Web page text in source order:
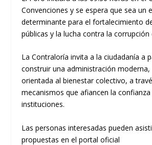
Convenciones y se espera que sea un
determinante para el fortalecimiento
públicas y la lucha contra la corrupción
La Contraloría invita a la ciudadanía a
construir una administración
orientada al bienestar colectivo, a
mecanismos que afiancen la confianza
instituciones.
Las personas interesadas pueden
propuestas en el portal oficial